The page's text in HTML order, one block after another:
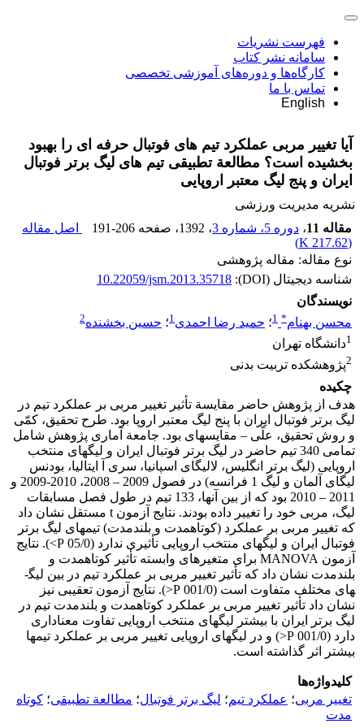
فهرست نشریات
سامانه نشر کتاب
کارگاه‌ها و دوره‌های آموزشی تخصصی
تماس با ما
English
آیا تغییر مربی عملکرد تیم های فوتبال حرفه ای را بهبود
بخشیده است؟ مطالعة تطبیقی تیم های لیگ برتر فوتبال
ایران و پنج لیگ معتبر اروپایی
نشریه مدیریت ورزشی
مقاله 11
، دوره 5، شماره 3 ، 1392 ، صفحه 191-206
اصل مقاله
(
217.62 K
)
نوع مقاله: مقاله پژوهشی
شناسه دیجیتال (DOI):
10.22059/jsm.2013.35718
نویسندگان
محسن بهنام*
1؛ حمید رضا احمدی1؛ حسین بخشنده2
1دانشگاه تهران
2پژوهشکده تربیت بدنی
چکیده
هدف از پژوهش حاضر مقایسة تأثیر تغییر مربی بر عملکرد تیم در
لیگ برتر فوتبال ایران با پنج لیگ معتبر اروپا بود. طرح تحقیق، کمّی
و روش تحقیق، علّی – مقایسه­ای بود. جامعة آماری پژوهش شامل
تمامی 340 تیم حاضر در لیگ برتر فوتبال ایران و لیگ­های منتخب
اروپایی (لیگ برتر انگلیس، لالیگای اسپانیا، سری آ ایتالیا، بودنس
لیگای آلمان و لیگ 1 فرانسه) در فصول 2009 – 2008، 2010-2009 و
2011 – 2010 بود که از بین آنها، 133 تیم در طول فصل مسابقات
لیگ، مربی خود را تغییر داده بودند. نتایج آزمون t مستقل نشان داد
که تغییر مربی بر عملکرد (کوتاه­مدت و بلندمدت) تیم­های لیگ برتر
فوتبال ایران و لیگ­های منتخب اروپایی تأثیری ندارد (05/0 P>). نتایج
آزمون MANOVA برای متغیرهای وابسته تأثیر کوتاه­مدت و
بلندمدت نشان داد که تأثیر تغییر مربی بر عملکرد تیم در بین لیگ­
های مختلف متفاوت است (001/0 P<). نتایج آزمون تعقیبی نیز
نشان داد تأثیر تغییر مربی بر عملکرد کوتاه­مدت و بلندمدت تیم در
لیگ برتر ایران با بیشتر لیگ­های منتخب اروپایی تفاوت معناداری
دارد (001/0 P<) و در لیگ­های اروپایی تغییر مربی بر عملکرد تیم­ها
بیشتر اثر گذاشته است.
کلیدواژه‌ها
تغییر مربی؛ عملکرد تیم؛ لیگ برتر فوتبال؛ مطالعة تطبیقی؛ کوتاه
مدت